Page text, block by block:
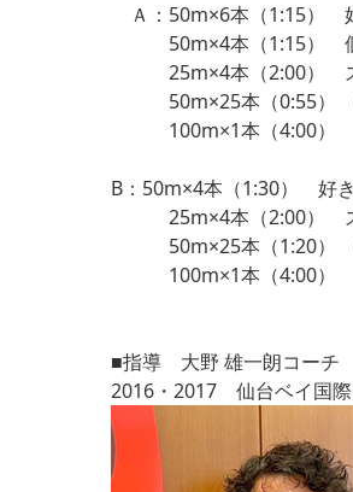
Ａ：50m×6本（1:15）
50m×4本（1:15） 個
25m×4本（2:00） ス
50m×25本（0:55
100m×1本（4:00）
B：50m×4本（1:30） 好
25m×4本（2:00） ス
50m×25本（1:20）
100m×1本（4:00）
■指導 大野 雄一朗コーチ
2016・2017 仙台ベイ国際